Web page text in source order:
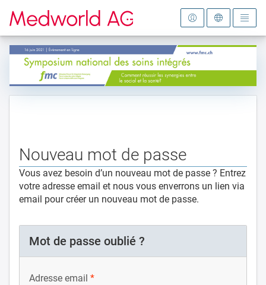
Vers la page d'accueil
Nouveau mot de passe
Vous avez besoin d’un nouveau mot de passe ? Entrez
votre adresse email et nous vous enverrons un lien via
email pour créer un nouveau mot de passe.
Mot de passe oublié ?
Adresse email